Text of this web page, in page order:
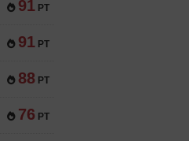
91 PT
91 PT
88 PT
76 PT